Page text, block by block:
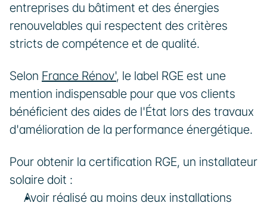
entreprises du bâtiment et des énergies
renouvelables qui respectent des critères
stricts de compétence et de qualité.
Selon France Rénov', le label RGE est une
mention indispensable pour que vos clients
bénéficient des aides de l'État lors des travaux
d'amélioration de la performance énergétique.
Pour obtenir la certification RGE, un installateur
solaire doit :
Avoir réalisé au moins deux installations